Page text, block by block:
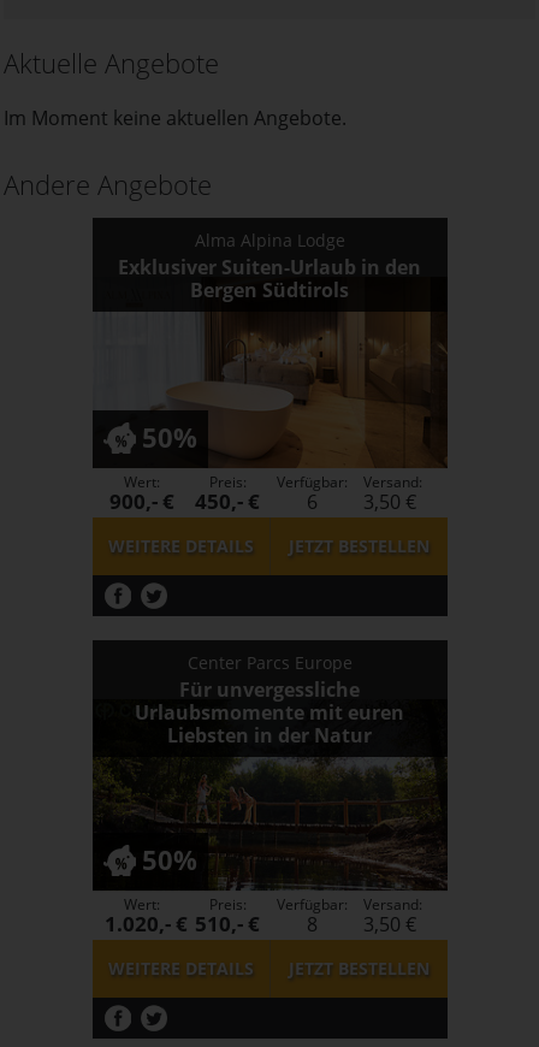
Aktuelle Angebote
Im Moment keine aktuellen Angebote.
Andere Angebote
Alma Alpina Lodge
Exklusiver Suiten-Urlaub in den
Bergen Südtirols
50%
WEITERE DETAILS JETZTBESTELLEN
Wert:
900,- €
Preis:
450,- €
Verfügbar:
6
Versand:
3,50 €
Center Parcs Europe
Für unvergessliche
Urlaubsmomente mit euren
Liebsten in der Natur
50%
WEITERE DETAILS JETZTBESTELLEN
Wert:
1.020,- €
Preis:
510,- €
Verfügbar:
8
Versand:
3,50 €